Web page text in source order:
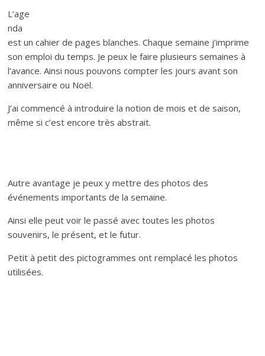
L’age
nda
est un cahier de pages blanches. Chaque semaine j’imprime
son emploi du temps. Je peux le faire plusieurs semaines à
l’avance. Ainsi nous pouvons compter les jours avant son
anniversaire ou Noël.
J’ai commencé à introduire la notion de mois et de saison,
même si c’est encore très abstrait.
Autre avantage je peux y mettre des photos des
événements importants de la semaine.
Ainsi elle peut voir le passé avec toutes les photos
souvenirs, le présent, et le futur.
Petit à petit des pictogrammes ont remplacé les photos
utilisées.